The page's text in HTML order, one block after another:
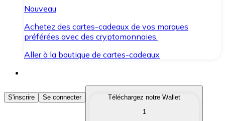
Nouveau
Achetez des cartes-cadeaux de vos marques
préférées avec des cryptomonnaies.
Aller à la boutique de cartes-cadeaux
Acheter des Cryptomonnaies
Achetez les cryptomonnaies qui vous intéressent
S'inscrire Se connecter
Téléchargez notre Wallet
1